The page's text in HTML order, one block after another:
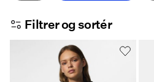
Trending
Shop The Look
Filtrer og sortér